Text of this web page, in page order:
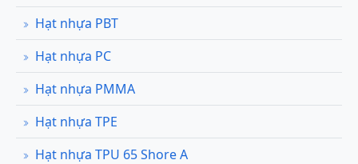
Hạt nhựa PBT
Hạt nhựa PC
Hạt nhựa PMMA
Hạt nhựa TPE
Hạt nhựa TPU 65 Shore A